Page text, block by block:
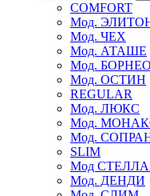
COMFORT
Мод.
Мод. ЧЕХ
Мод. АТАШЕ
Мод. БОРНЕО
Мод. ОСТИН
REGULAR
Мод. ЛЮКС
Мод.
Мод.
SLIM
Мод
Мод. ДЕНДИ